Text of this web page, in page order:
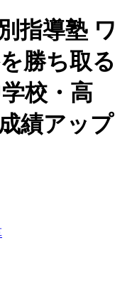
指導塾 ワ
勝ち取る
校・高
績アップ